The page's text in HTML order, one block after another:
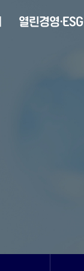
열린경영·ESG